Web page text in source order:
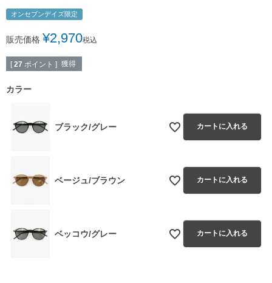
オンセブンデイズ限定
販売価格 ¥2,970税込
[ 27 ポイント ] 獲得
カラー
ブラック/グレー カートに入れる
ベージュ/ブラウン カートに入れる
ベッコウ/グレー カートに入れる